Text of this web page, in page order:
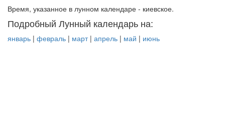
Время, указанное в лунном календаре - киевское.
Подробный Лунный календарь на:
январь | февраль | март| апрель | май | июнь